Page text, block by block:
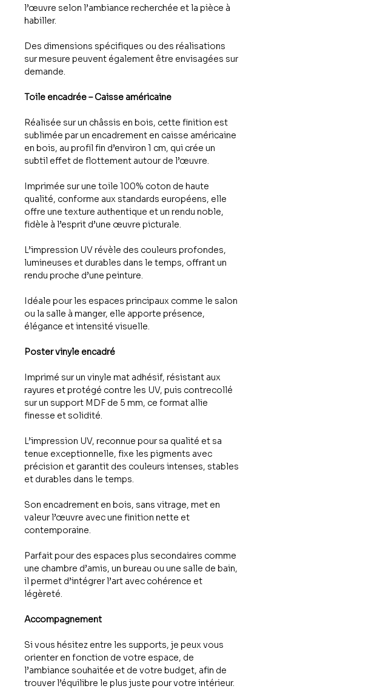
l’œuvre selon l’ambiance recherchée et la pièce à
habiller.
Des dimensions spécifiques ou des réalisations
sur mesure peuvent également être envisagées sur
demande.
Toile encadrée – Caisse américaine
Réalisée sur un châssis en bois, cette finition est
sublimée par un encadrement en caisse américaine
en bois, au profil fin d’environ 1 cm, qui crée un
subtil effet de flottement autour de l’œuvre.
Imprimée sur une toile 100% coton de haute
qualité, conforme aux standards européens, elle
offre une texture authentique et un rendu noble,
fidèle à l’esprit d’une œuvre picturale.
L’impression UV révèle des couleurs profondes,
lumineuses et durables dans le temps, offrant un
rendu proche d’une peinture.
Idéale pour les espaces principaux comme le salon
ou la salle à manger, elle apporte présence,
élégance et intensité visuelle.
Poster vinyle encadré
Imprimé sur un vinyle mat adhésif, résistant aux
rayures et protégé contre les UV, puis contrecollé
sur un support MDF de 5 mm, ce format allie
finesse et solidité.
L’impression UV, reconnue pour sa qualité et sa
tenue exceptionnelle, fixe les pigments avec
précision et garantit des couleurs intenses, stables
et durables dans le temps.
Son encadrement en bois, sans vitrage, met en
valeur l’œuvre avec une finition nette et
contemporaine.
Parfait pour des espaces plus secondaires comme
une chambre d’amis, un bureau ou une salle de bain,
il permet d’intégrer l’art avec cohérence et
légèreté.
Accompagnement
Si vous hésitez entre les supports, je peux vous
orienter en fonction de votre espace, de
l’ambiance souhaitée et de votre budget, afin de
trouver l’équilibre le plus juste pour votre intérieur.